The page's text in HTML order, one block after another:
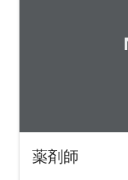
薬剤師